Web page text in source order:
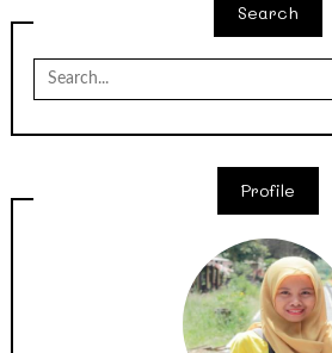
Search
Search
for:
Profile